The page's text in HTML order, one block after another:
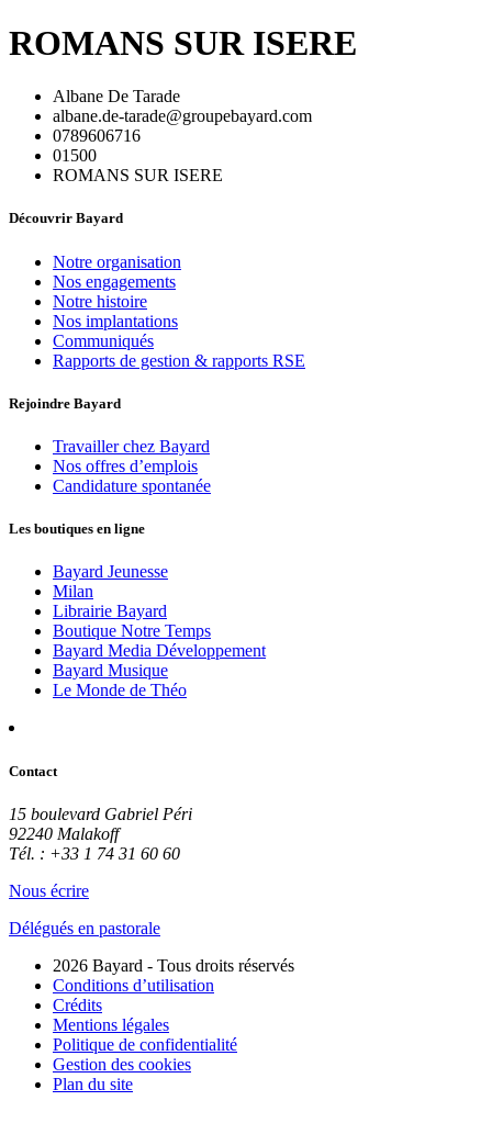
ROMANS SUR ISERE
Albane De Tarade
albane.de-tarade@groupebayard.com
0789606716
01500
ROMANS SUR ISERE
Découvrir Bayard
Notre organisation
Nos engagements
Notre histoire
Nos implantations
Communiqués
Rapports de gestion & rapports RSE
Rejoindre Bayard
Travailler chez Bayard
Nos offres d’emplois
Candidature spontanée
Les boutiques en ligne
Bayard Jeunesse
Milan
Librairie Bayard
Boutique Notre Temps
Bayard Media Développement
Bayard Musique
Le Monde de Théo
Contact
15 boulevard Gabriel Péri
92240 Malakoff
Tél. : +33 1 74 31 60 60
Nous écrire
Délégués en pastorale
2026 Bayard - Tous droits réservés
Conditions d’utilisation
Crédits
Mentions légales
Politique de confidentialité
Gestion des cookies
Plan du site